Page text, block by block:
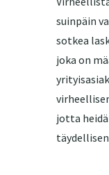
suinpäin
sotkea
joka on
jotta